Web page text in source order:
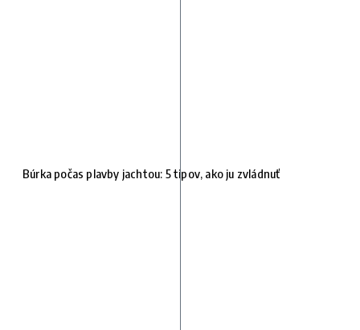
Búrka počas plavby jachtou: 5 tipov, ako ju zvládnuť